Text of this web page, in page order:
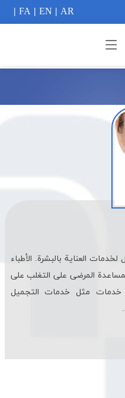
FA| EN | AR
|
العنایة بالبشرة. الأطباء
المرضى على التغلب على
خدمات مثل خدمات التجمیل